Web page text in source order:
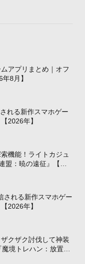
アプリまとめ｜オフ
8月】
れる新作スマホゲー
2026年】
機能！ライトカジュ
盟：暁の遠征』【最
される新作スマホゲー
2026年】
クザク討伐して神装
境トレハン：放置で
】